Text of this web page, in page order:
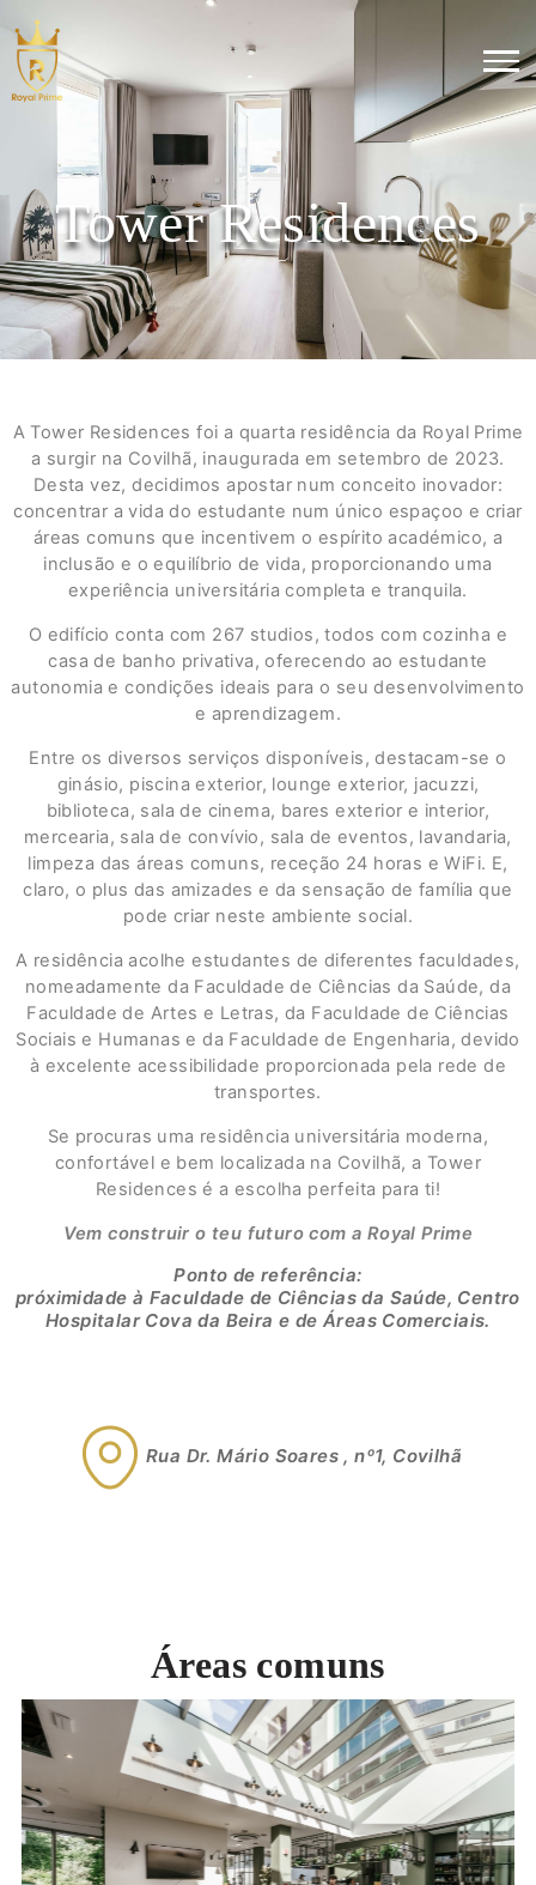
Tower Residences
A Tower Residences foi a quarta residência da Royal Prime
a surgir na Covilhã, inaugurada em setembro de 2023.
Desta vez, decidimos apostar num conceito inovador:
concentrar a vida do estudante num único espaçoo e criar
áreas comuns que incentivem o espírito académico, a
inclusão e o equilíbrio de vida, proporcionando uma
experiência universitária completa e tranquila.
O edifício conta com 267 studios, todos com cozinha e
casa de banho privativa, oferecendo ao estudante
autonomia e condições ideais para o seu desenvolvimento
e aprendizagem.
Entre os diversos serviços disponíveis, destacam-se o
ginásio, piscina exterior, lounge exterior, jacuzzi,
biblioteca, sala de cinema, bares exterior e interior,
mercearia, sala de convívio, sala de eventos, lavandaria,
limpeza das áreas comuns, receção 24 horas e WiFi. E,
claro, o plus das amizades e da sensação de família que
pode criar neste ambiente social.
A residência acolhe estudantes de diferentes faculdades,
nomeadamente da Faculdade de Ciências da Saúde, da
Faculdade de Artes e Letras, da Faculdade de Ciências
Sociais e Humanas e da Faculdade de Engenharia, devido
à excelente acessibilidade proporcionada pela rede de
transportes.
Se procuras uma residência universitária moderna,
confortável e bem localizada na Covilhã, a Tower
Residences é a escolha perfeita para ti!
Vem construir o teu futuro com a Royal Prime
Ponto de referência:
próximidade à Faculdade de Ciências da Saúde, Centro
Hospitalar Cova da Beira e de Áreas Comerciais.
Rua Dr. Mário Soares , nº1, Covilhã
Áreas comuns